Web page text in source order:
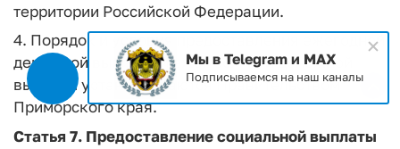
территории Российской Федерации.
4. Порядок и условия предоставления ежегодной
денежной выплаты и ежемесячной денежной
выплаты устанавливаются Правительством
Приморского края.
Статья 7. Предоставление социальной выплаты
Мы в Telegram и MAX
Подписываемся на наш каналы